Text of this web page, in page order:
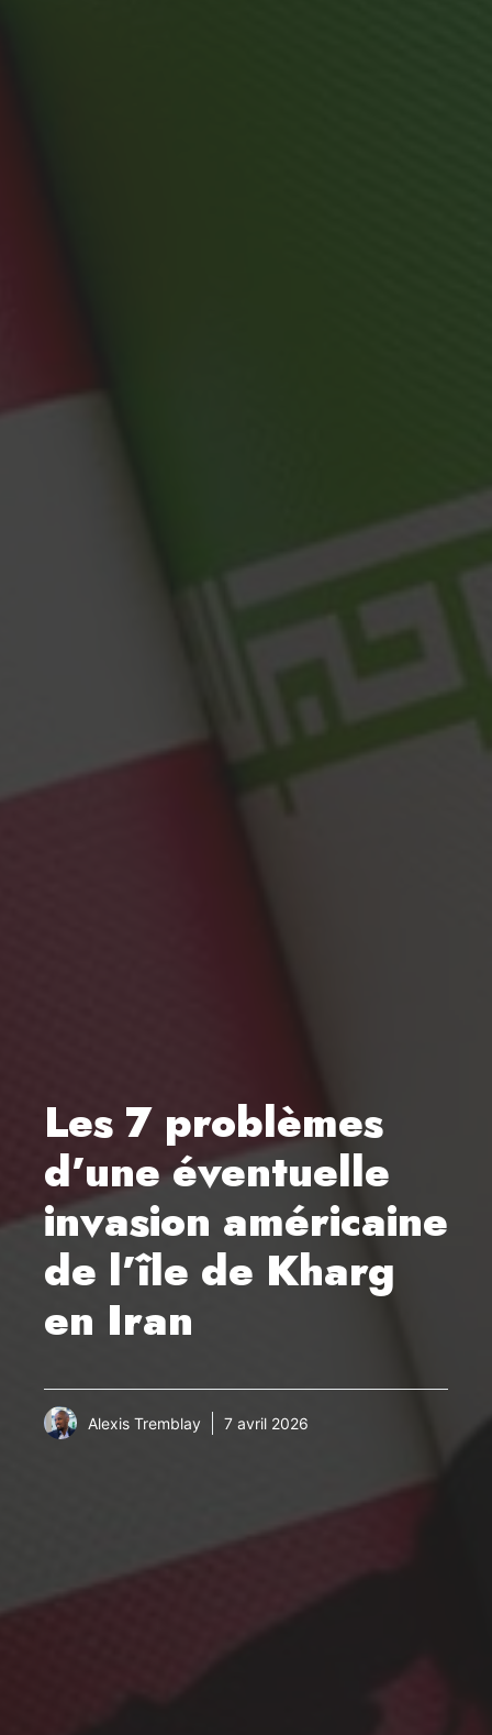
Les 7 problèmes
d’une éventuelle
invasion américaine
de l’île de Kharg
en Iran
Alexis Tremblay 7 avril 2026